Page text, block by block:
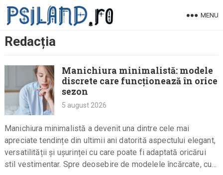
Skip
MENU
Redacția
Manichiura minimalistă: modele
discrete care funcționează în orice
sezon
5 august 2026
Manichiura minimalistă a devenit una dintre cele mai
apreciate tendințe din ultimii ani datorită aspectului elegant,
versatilității și ușurinței cu care poate fi adaptată oricărui
stil vestimentar. Spre deosebire de modelele încărcate, cu